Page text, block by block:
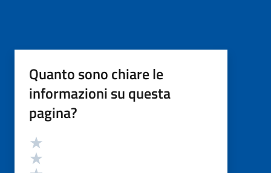
Quanto sono chiare le
informazioni su questa
pagina?
Valutazione